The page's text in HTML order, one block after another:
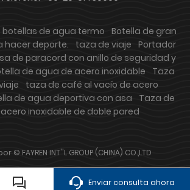
botellas de agua termo Botella de gran
hacer deporte.
taza de viaje Portador
de paracord con anillo de seguridad y
de agua de acero inoxidable
Taza
taza de café al vacío de acero
de agua deportiva con asa
Taza de
inoxidable de doble pared
© FAYREN INT''L GROUP (CHINA) CO.,LTD
Enviar consulta ahora